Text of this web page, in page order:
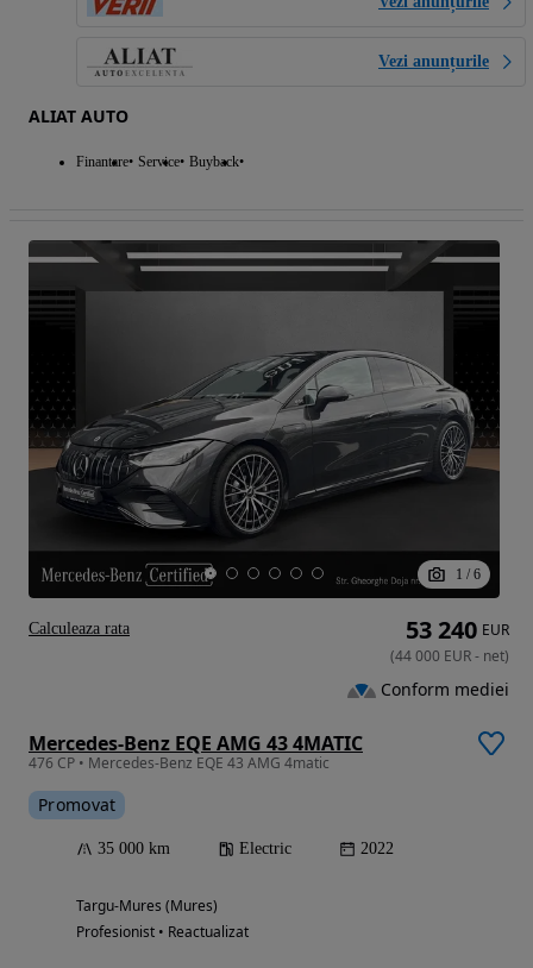
Vezi anunțurile
ALIAT AUTO
Finantare Service Buyback
1 / 6
Mercedes-Benz EQE AMG 43 4MATIC
476 CP • Mercedes-Benz EQE 43 AMG 4matic
Promovat
35 000 km Electric 2022
Targu-Mures (Mures)
Profesionist • Reactualizat
53 240 EUR
(44 000 EUR- net)
Conform mediei
Calculeaza rata